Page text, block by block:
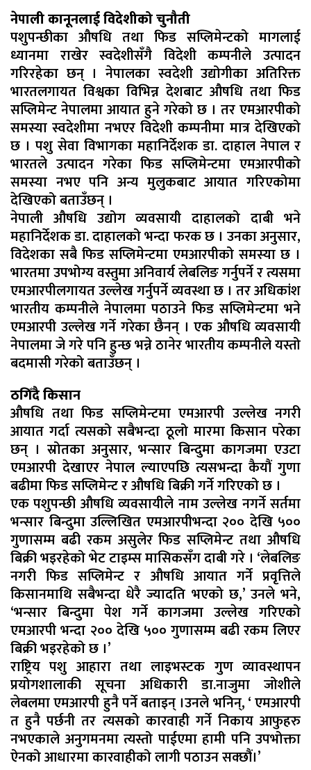
नेपाली कानूनलाई विदेशीको चुनौती
पशुपन्छीका औषधि तथा फिड सप्लिमेन्टको मागलाई
ध्यानमा राखेर स्वदेशीसँगै विदेशी कम्पनीले उत्पादन
गरिरहेका छन् । नेपालका स्वदेशी उद्योगीका अतिरिक्त
भारतलगायत विश्वका विभिन्न देशबाट औषधि तथा फिड
सप्लिमेन्ट नेपालमा आयात हुने गरेको छ । तर एमआरपीको
समस्या स्वदेशीमा नभएर विदेशी कम्पनीमा मात्र देखिएको
छ । पशु सेवा विभागका महानिर्देशक डा. दाहाल नेपाल र
भारतले उत्पादन गरेका फिड सप्लिमेन्टमा एमआरपीको
समस्या नभए पनि अन्य मुलुकबाट आयात गरिएकोमा
देखिएको बताउँछन् ।
नेपाली औषधि उद्योग व्यवसायी दाहालको दाबी भने
महानिर्देशक डा. दाहालको भन्दा फरक छ । उनका अनुसार,
विदेशका सबै फिड सप्लिमेन्टमा एमआरपीको समस्या छ ।
भारतमा उपभोग्य वस्तुमा अनिवार्य लेबलिङ गर्नुपर्ने र त्यसमा
एमआरपीलगायत उल्लेख गर्नुपर्ने व्यवस्था छ । तर अधिकांश
भारतीय कम्पनीले नेपालमा पठाउने फिड सप्लिमेन्टमा भने
एमआरपी उल्लेख गर्ने गरेका छैनन् । एक औषधि व्यवसायी
नेपालमा जे गरे पनि हुन्छ भन्ने ठानेर भारतीय कम्पनीले यस्तो
बदमासी गरेको बताउँछन् ।
ठगिँदै किसान
औषधि तथा फिड सप्लिमेन्टमा एमआरपी उल्लेख नगरी
आयात गर्दा त्यसको सबैभन्दा ठूलो मारमा किसान परेका
छन् । स्रोतका अनुसार, भन्सार बिन्दुमा कागजमा एउटा
एमआरपी देखाएर नेपाल ल्याएपछि त्यसभन्दा कैयौं गुणा
बढीमा फिड सप्लिमेन्ट र औषधि बिक्री गर्ने गरिएको छ ।
एक पशुपन्छी औषधि व्यवसायीले नाम उल्लेख नगर्ने सर्तमा
भन्सार बिन्दुमा उल्लिखित एमआरपीभन्दा २०० देखि ५००
गुणासम्म बढी रकम असुलेर फिड सप्लिमेन्ट तथा औषधि
बिक्री भइरहेको भेट टाइम्स मासिकसँग दाबी गरे । ‘लेबलिङ
नगरी फिड सप्लिमेन्ट र औषधि आयात गर्ने प्रवृत्तिले
किसानमाथि सबैभन्दा धेरै ज्यादति भएको छ,’ उनले भने,
‘भन्सार बिन्दुमा पेश गर्ने कागजमा उल्लेख गरिएको
एमआरपी भन्दा २०० देखि ५०० गुणासम्म बढी रकम लिएर
बिक्री भइरहेको छ ।’
राष्ट्रिय पशु आहारा तथा लाइभस्टक गुण व्यावस्थापन
प्रयोगशालाकी सूचना अधिकारी डा.नाजुमा जोशीले
लेबलमा एमआरपी हुनै पर्ने बताइन् ।उनले भनिन्, ‘ एमआरपी
त हुनै पर्छनी तर त्यसको कारवाही गर्ने निकाय आफुहरु
नभएकाले अनुगमनमा त्यस्तो पाईएमा हामी पनि उपभोक्ता
ऐनको आधारमा कारवाहीको लागी पठाउन सक्छौं।’